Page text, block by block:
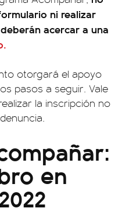
ni realizar
acercar a una
otorgará el apoyo
pasos a seguir. Vale
la inscripción no
en